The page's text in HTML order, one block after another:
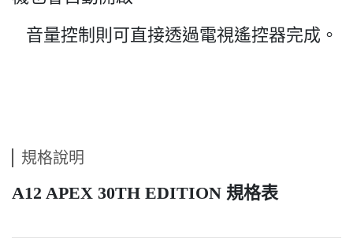
音量控制則可直接透過電視遙控器完成。
規格說明
A12 APEX 30TH EDITION 規格表